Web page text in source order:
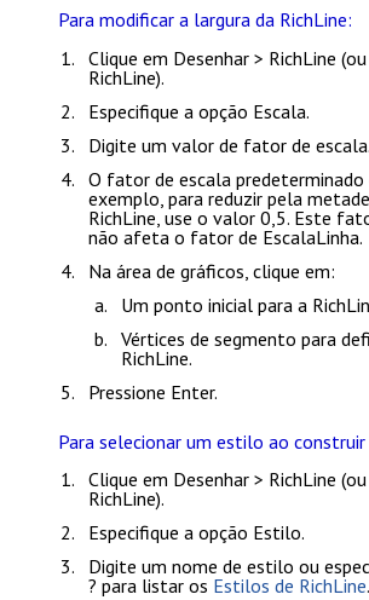
Para modificar a largura da RichLine:
Clique em Desenhar > RichLine
RichLine).
Especifique a opção Escala.
Digite um valor de fator de escala.
O fator de escala predeterminado
exemplo, para reduzir pela
RichLine, use o valor 0,5. Este
não afeta o fator de EscalaLinha.
Na área de gráficos, clique em:
Um ponto inicial para a
Vértices de segmento para
RichLine.
Pressione Enter.
Para selecionar um estilo ao construir
Clique em Desenhar > RichLine
RichLine).
Especifique a opção Estilo.
Digite um nome de estilo ou
? para listar os Estilos de RichLine.